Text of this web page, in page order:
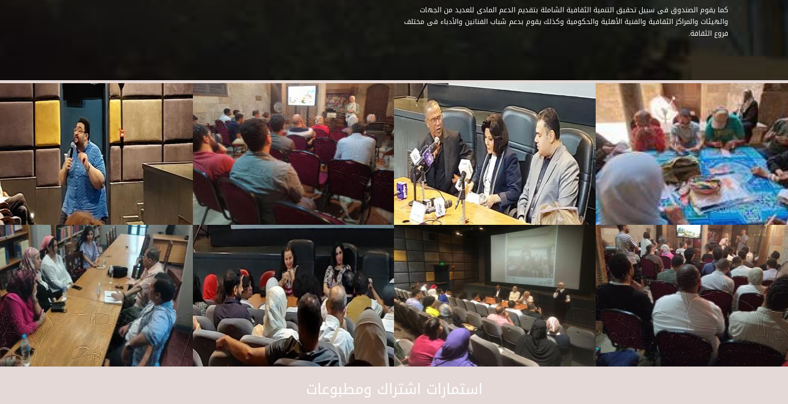
كما يقوم الصندوق فى سبيل تحقيق التنمية الثقافية الشاملة بتقديم الدعم المادى للعديد من الجهات
والهيئات والمراكز الثقافية والفنية الأهلية والحكومية وكذلك يقوم بدعم شباب الفنانين والأدباء فى مختلف
فروع الثقافة.
استمارات اشتراك ومطبوعات